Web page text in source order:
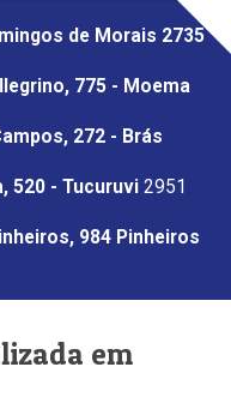
de Morais 2735
775 - Moema
272 - Brás
520 - Tucuruvi 2951
984 Pinheiros
em